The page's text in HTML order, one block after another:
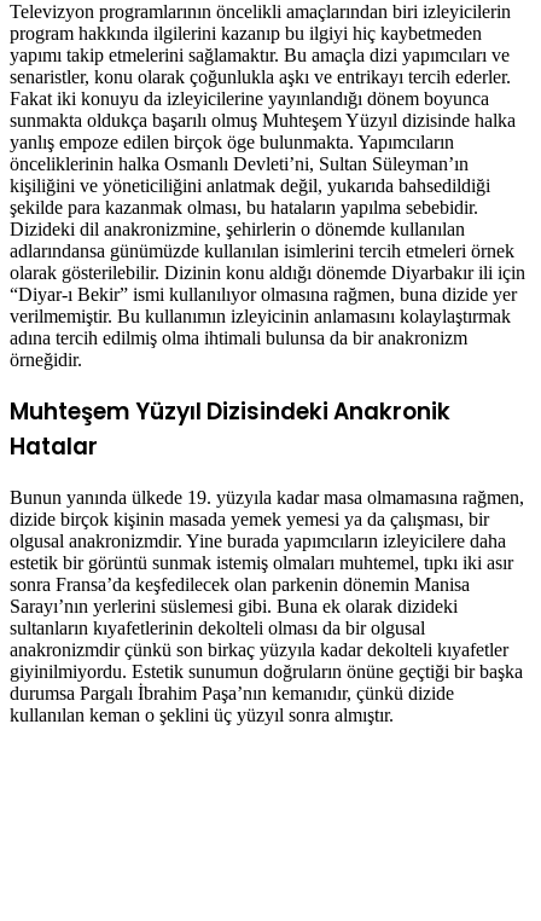
Televizyon programlarının öncelikli amaçlarından biri izleyicilerin
program hakkında ilgilerini kazanıp bu ilgiyi hiç kaybetmeden
yapımı takip etmelerini sağlamaktır. Bu amaçla dizi yapımcıları ve
senaristler, konu olarak çoğunlukla aşkı ve entrikayı tercih ederler.
Fakat iki konuyu da izleyicilerine yayınlandığı dönem boyunca
sunmakta oldukça başarılı olmuş Muhteşem Yüzyıl dizisinde halka
yanlış empoze edilen birçok öge bulunmakta. Yapımcıların
önceliklerinin halka Osmanlı Devleti’ni, Sultan Süleyman’ın
kişiliğini ve yöneticiliğini anlatmak değil, yukarıda bahsedildiği
şekilde para kazanmak olması, bu hataların yapılma sebebidir.
Dizideki dil anakronizmine, şehirlerin o dönemde kullanılan
adlarındansa günümüzde kullanılan isimlerini tercih etmeleri örnek
olarak gösterilebilir. Dizinin konu aldığı dönemde Diyarbakır ili için
“Diyar-ı Bekir” ismi kullanılıyor olmasına rağmen, buna dizide yer
verilmemiştir. Bu kullanımın izleyicinin anlamasını kolaylaştırmak
adına tercih edilmiş olma ihtimali bulunsa da bir anakronizm
örneğidir.
Muhteşem Yüzyıl Dizisindeki Anakronik
Hatalar
Bunun yanında ülkede 19. yüzyıla kadar masa olmamasına rağmen,
dizide birçok kişinin masada yemek yemesi ya da çalışması, bir
olgusal anakronizmdir. Yine burada yapımcıların izleyicilere daha
estetik bir görüntü sunmak istemiş olmaları muhtemel, tıpkı iki asır
sonra Fransa’da keşfedilecek olan parkenin dönemin Manisa
Sarayı’nın yerlerini süslemesi gibi. Buna ek olarak dizideki
sultanların kıyafetlerinin dekolteli olması da bir olgusal
anakronizmdir çünkü son birkaç yüzyıla kadar dekolteli kıyafetler
giyinilmiyordu. Estetik sunumun doğruların önüne geçtiği bir başka
durumsa Pargalı İbrahim Paşa’nın kemanıdır, çünkü dizide
kullanılan keman o şeklini üç yüzyıl sonra almıştır.